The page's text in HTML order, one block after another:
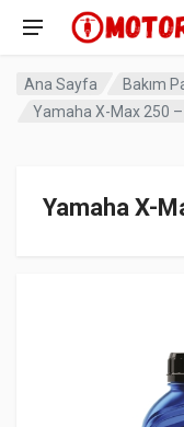
Ana Sayfa Bakım
Yamaha X-Max 250 –
Yamaha X-